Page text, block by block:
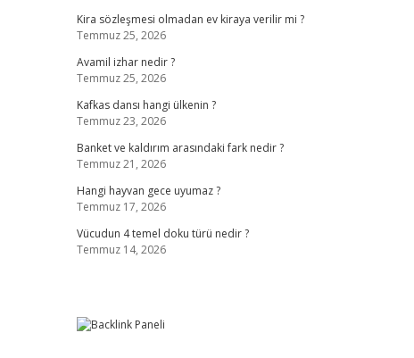
Kira sözleşmesi olmadan ev kiraya verilir mi ?
Temmuz 25, 2026
Avamil izhar nedir ?
Temmuz 25, 2026
Kafkas dansı hangi ülkenin ?
Temmuz 23, 2026
Banket ve kaldırım arasındaki fark nedir ?
Temmuz 21, 2026
Hangi hayvan gece uyumaz ?
Temmuz 17, 2026
Vücudun 4 temel doku türü nedir ?
Temmuz 14, 2026